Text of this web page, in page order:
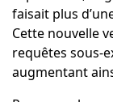
faisait plus
Cette nouvelle
requêtes sous-
augmentant